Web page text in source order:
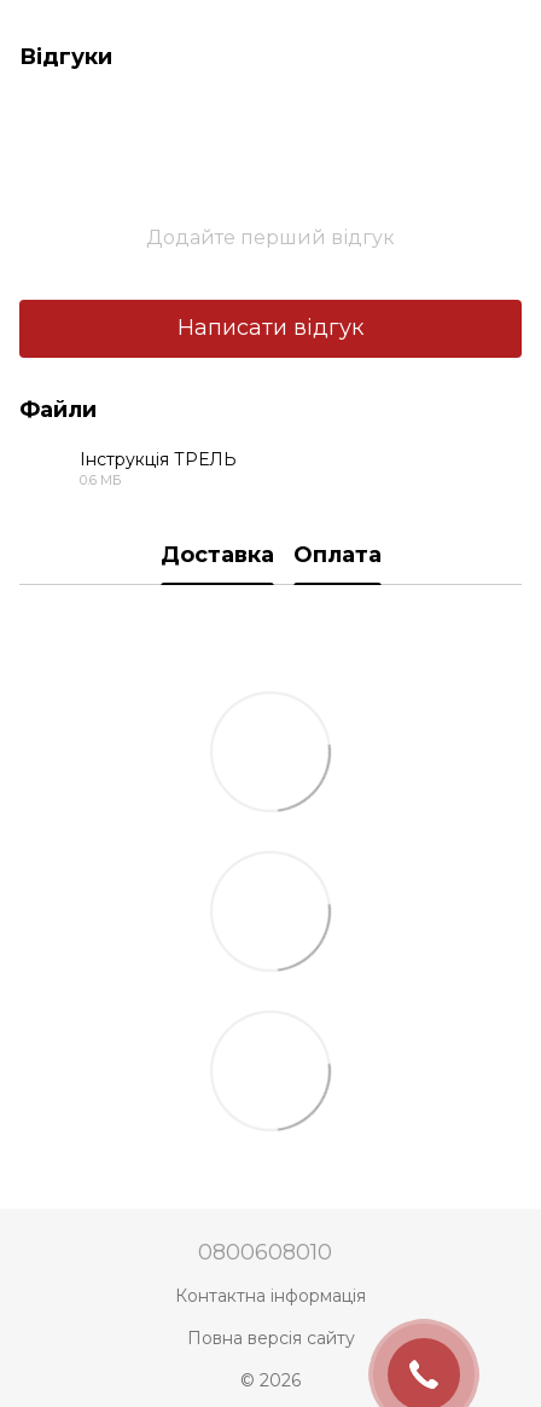
Відгуки
Додайте перший відгук
Написати відгук
Файли
Інструкція ТРЕЛЬ
0.6 МБ
Доставка Оплата
0800608010
Контактна інформація
Повна версія сайту
© 2026